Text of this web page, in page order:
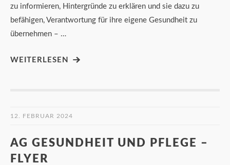
zu informieren, Hintergründe zu erklären und sie dazu zu
befähigen, Verantwortung für ihre eigene Gesundheit zu
übernehmen – …
WEITERLESEN
12. FEBRUAR 2024
AG GESUNDHEIT UND PFLEGE –
FLYER